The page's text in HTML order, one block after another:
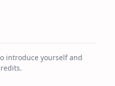
introduce yourself and